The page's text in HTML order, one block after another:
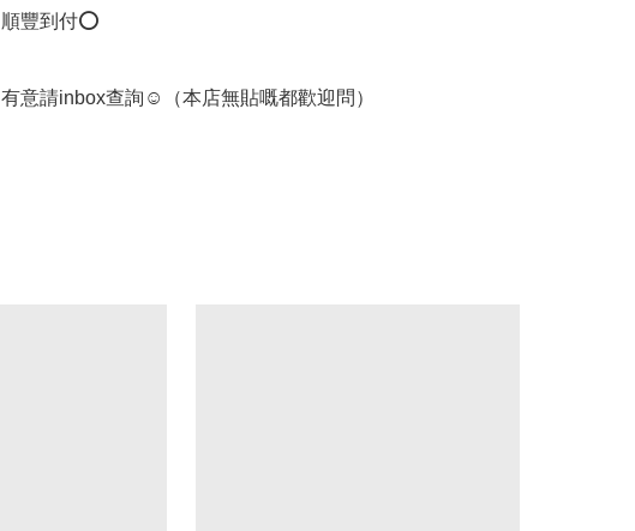
順豐到付⭕
有意請inbox查詢☺️（本店無貼嘅都歡迎問）